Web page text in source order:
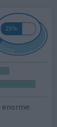
enorme